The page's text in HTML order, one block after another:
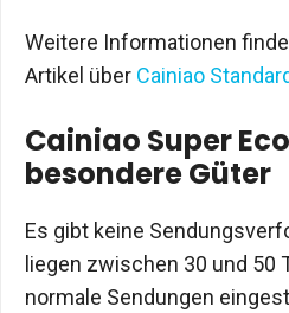
Weitere Informationen
Artikel über Cainiao
Cainiao Super
besondere Güter
Es gibt keine
liegen zwischen 30 und 50
normale Sendungen